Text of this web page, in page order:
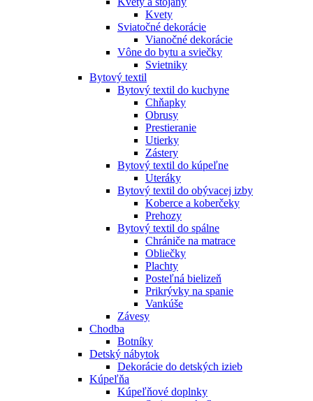
Kvety
Sviatočné dekorácie
Vianočné dekorácie
Vône do bytu a sviečky
Svietniky
Bytový textil
Bytový textil do kuchyne
Chňapky
Obrusy
Prestieranie
Utierky
Zástery
Bytový textil do kúpeľne
Uteráky
Bytový textil do obývacej izby
Koberce a koberčeky
Prehozy
Bytový textil do spálne
Chrániče na matrace
Obliečky
Plachty
Posteľná bielizeň
Prikrývky na spanie
Vankúše
Závesy
Chodba
Botníky
Detský nábytok
Dekorácie do detských izieb
Kúpeľňa
Kúpeľňové doplnky